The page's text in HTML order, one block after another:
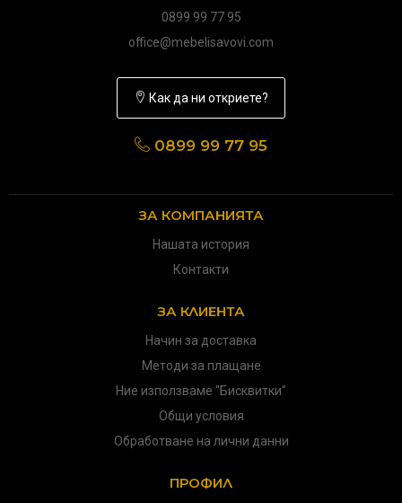
0899 99 77 95
office@mebelisavovi.com
Как да ни откриете?
0899 99 77 95
ЗА КОМПАНИЯТА
Нашата история
Контакти
ЗА КЛИЕНТА
Начин за доставка
Методи за плащане
Ние използваме "Бисквитки"
Общи условия
Обработване на лични данни
ПРОФИЛ